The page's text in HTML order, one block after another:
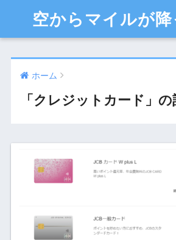
空からマイルが
ホーム
「クレジットカード」